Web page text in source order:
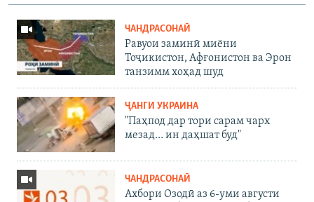
ЧАНДРАСОНАӢ
Равуои заминӣ миёни
Тоҷикистон, Афғонистон ва Эрон
танзимм хоҳад шуд
ҶАНГИ УКРАИНА
"Паҳпод дар тори сарам чарх
мезад… ин даҳшат буд"
ЧАНДРАСОНАӢ
Ахбори Озодӣ аз 6-уми августи